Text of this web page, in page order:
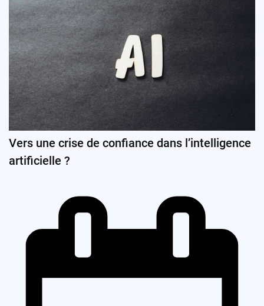
Vers une crise de confiance dans l’intelligence
artificielle ?